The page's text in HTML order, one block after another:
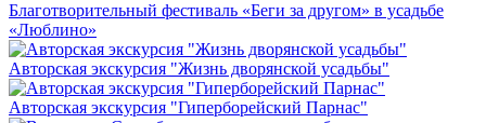
Благотворительный фестиваль «Беги за другом» в усадьбе
«Люблино»
Авторская экскурсия "Жизнь дворянской усадьбы"
Авторская экскурсия "Гиперборейский Парнас"